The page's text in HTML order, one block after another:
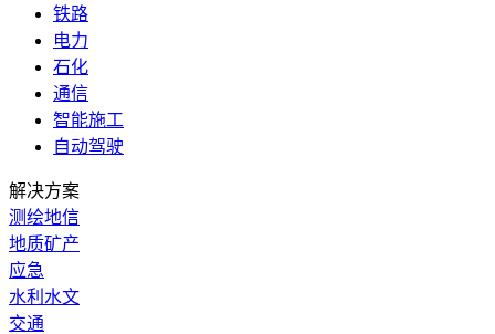
铁路
电力
石化
通信
智能施工
自动驾驶
解决方案
测绘地信
地质矿产
应急
水利水文
交通